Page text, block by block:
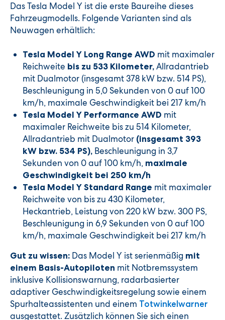
Das Tesla Model Y ist die erste Baureihe dieses
Fahrzeugmodells. Folgende Varianten sind als
Neuwagen erhältlich:
Tesla Model Y Long Range AWD mit maximaler
Reichweite bis zu 533 Kilometer, Allradantrieb
mit Dualmotor (insgesamt 378 kW bzw. 514 PS),
Beschleunigung in 5,0 Sekunden von 0 auf 100
km/h, maximale Geschwindigkeit bei 217 km/h
Tesla Model Y Performance AWD mit
maximaler Reichweite bis zu 514 Kilometer,
Allradantrieb mit Dualmotor (insgesamt 393
kW bzw. 534 PS), Beschleunigung in 3,7
Sekunden von 0 auf 100 km/h, maximale
Geschwindigkeit bei 250 km/h
Tesla Model Y Standard Range mit maximaler
Reichweite von bis zu 430 Kilometer,
Heckantrieb, Leistung von 220 kW bzw. 300 PS,
Beschleunigung in 6,9 Sekunden von 0 auf 100
km/h, maximale Geschwindigkeit bei 217 km/h
Gut zu wissen: Das Model Y ist serienmäßig mit
einem Basis-Autopiloten mit Notbremssystem
inklusive Kollisionswarnung, radarbasierter
adaptiver Geschwindigkeitsregelung sowie einem
Spurhalteassistenten und einem Totwinkelwarner
ausgestattet. Zusätzlich können Sie sich einen